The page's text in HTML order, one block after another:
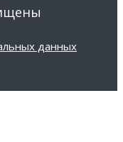
данных